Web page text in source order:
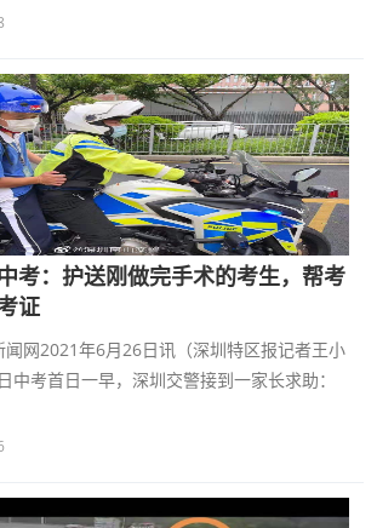
考：护送刚做完手术的考生，帮考
证
闻网2021年6月26日讯（深圳特区报记者王小
中考首日一早，深圳交警接到一家长求助：